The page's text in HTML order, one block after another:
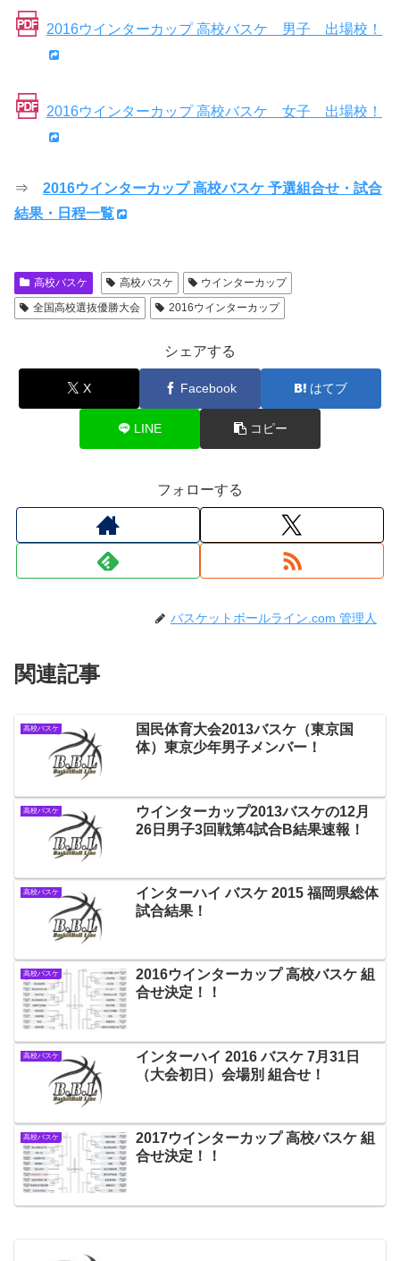
2016ウインターカップ 高校バスケ 男子 出場校！
2016ウインターカップ 高校バスケ 女子 出場校！
⇒ 2016ウインターカップ 高校バスケ 予選組合せ・試合
結果・日程一覧
高校バスケ 高校バスケ
ウインターカップ
全国高校選抜優勝大会
2016ウインターカップ
シェアする
X Facebook はてブ
LINE コピー
フォローする
バスケットボールライン.com 管理人
関連記事
高校バスケ
国民体育大会2013バスケ（東京国
体）東京少年男子メンバー！
高校バスケ
ウインターカップ2013バスケの12月
26日男子3回戦第4試合B結果速報！
高校バスケ
インターハイ バスケ 2015 福岡県総体
試合結果！
高校バスケ
2016ウインターカップ 高校バスケ 組
合せ決定！！
高校バスケ
インターハイ 2016 バスケ 7月31日
（大会初日）会場別 組合せ！
高校バスケ
2017ウインターカップ 高校バスケ 組
合せ決定！！